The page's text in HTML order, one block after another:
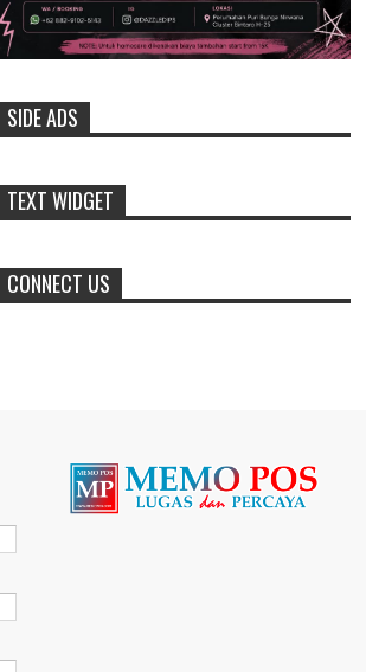
Santri Milenial Siap Sukseskan
Program PTSL
santri milenial, sehingga bisa turut
Generasi Kedua Pertahankan Grup
Grup Keroncong Setia Kawan dari
Jember, ikut memeriahkan
Bahan Pangan dari Desa
BLORA - Menteri Koordinator
Program Makan ...
SIDE ADS
TEXT WIDGET
CONNECT US